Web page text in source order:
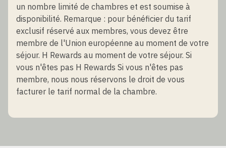
un nombre limité de chambres et est soumise à
disponibilité. Remarque : pour bénéficier du tarif
exclusif réservé aux membres, vous devez être
membre de l'Union européenne au moment de votre
séjour. H Rewards au moment de votre séjour. Si
vous n'êtes pas H Rewards Si vous n'êtes pas
membre, nous nous réservons le droit de vous
facturer le tarif normal de la chambre.